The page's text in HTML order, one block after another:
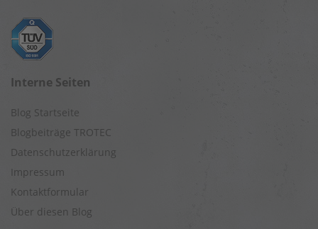
Interne Seiten
Blog Startseite
Blogbeiträge TROTEC
Datenschutzerklärung
Impressum
Kontaktformular
Über diesen Blog